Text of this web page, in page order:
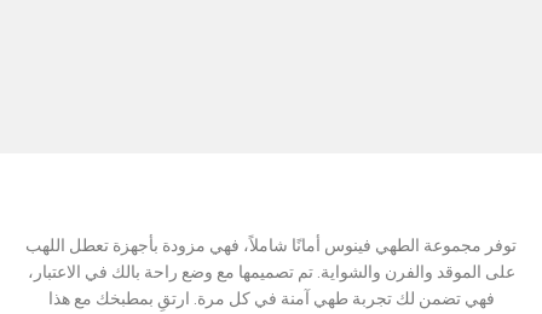
مجموعة الطهي فينوس أمانًا شاملاً، فهي مزودة بأجهزة تعطل اللهب
الموقد والفرن والشواية. تم تصميمها مع وضع راحة بالك في الاعتبار،
فهي تضمن لك تجربة طهي آمنة في كل مرة. ارتقِ بمطبخك مع هذا